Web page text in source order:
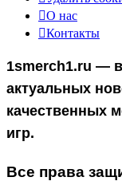
О нас
Контакты
1smerch1.ru —
актуальных
качественных
игр.
Все права